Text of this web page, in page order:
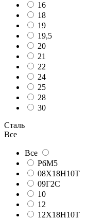
16
18
19
19,5
20
21
22
24
25
28
30
Сталь
Все
Все
Р6М5
08Х18Н10Т
09Г2С
10
12
12Х18Н10Т